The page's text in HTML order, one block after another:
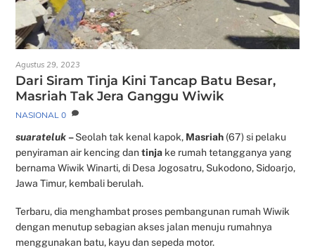
Agustus 29, 2023
Dari Siram Tinja Kini Tancap Batu Besar,
Masriah Tak Jera Ganggu Wiwik
NASIONAL 0
suarateluk–Seolah tak kenal kapok, Masriah (67) si pelaku
penyiraman air kencing dantinja ke rumah tetangganya yang
bernama Wiwik Winarti, di Desa Jogosatru, Sukodono, Sidoarjo,
Jawa Timur, kembali berulah.
Terbaru, dia menghambat proses pembangunan rumah Wiwik
dengan menutup sebagian akses jalan menuju rumahnya
menggunakan batu, kayu dan sepeda motor.